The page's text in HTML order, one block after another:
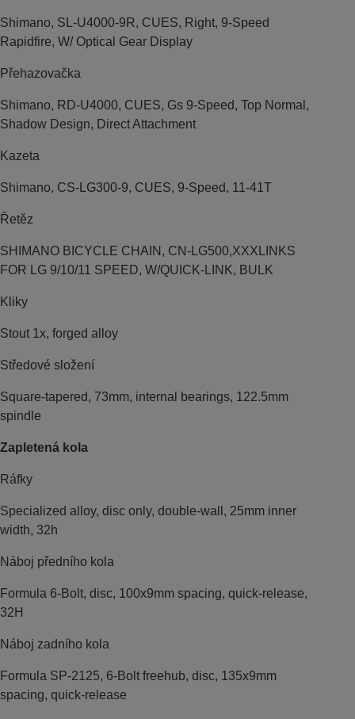
Shimano, SL-U4000-9R, CUES, Right, 9-Speed
Rapidfire, W/ Optical Gear Display
Přehazovačka
Shimano, RD-U4000, CUES, Gs 9-Speed, Top Normal,
Shadow Design, Direct Attachment
Kazeta
Shimano, CS-LG300-9, CUES, 9-Speed, 11-41T
Řetěz
SHIMANO BICYCLE CHAIN, CN-LG500,XXXLINKS
FOR LG 9/10/11 SPEED, W/QUICK-LINK, BULK
Kliky
Stout 1x, forged alloy
Středové složení
Square-tapered, 73mm, internal bearings, 122.5mm
spindle
Zapletená kola
Ráfky
Specialized alloy, disc only, double-wall, 25mm inner
width, 32h
Náboj předního kola
Formula 6-Bolt, disc, 100x9mm spacing, quick-release,
32H
Náboj zadního kola
Formula SP-2125, 6-Bolt freehub, disc, 135x9mm
spacing, quick-release